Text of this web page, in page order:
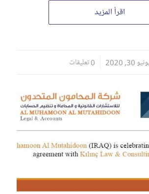
اقرأ المزيد
30, 2020
/ 0 تعليقات